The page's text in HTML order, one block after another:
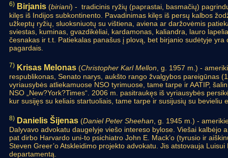
6) Birjanis (biriani) - tradicinis ryžių (paprastai, basmačių)
kilęs iš Indijos subkontinento. Pavadinimas kilęs iš persų kalbos
užkeptų ryžių, sluoksniuotų su vištiena, aviena ar daržovėmis
sviestas, kuminas, gvazdikėliai, kardamonas, kaliandra, lauro
česnakas ir t.t. Patiekalas panašus į plovą, bet birjanio sudėtyje
pagardais.
7) Krisas Melonas (Christopher Karl Mellon , g. 1957 m.) -
respublikonas, Senato narys, aukšto rango žvalgybos pareigūnas
vyriausybės atliekamuose NSO tyrimuose, tame tarpe ir AATIP,
NSO „New?York?Times“. 2006 m. pasitraukęs iš vyriausybės
kur susijęs su keliais startuoliais, tame tarpe ir susijusių su bevieliu
8) Danielis Šijenas (Daniel Peter Sheehan , g. 1945 m.) -
Dalyvavo advokatu daugelyje viešo intereso bylose. Viešai kalbėjo
pat dirbo Harvardo uni-to psichiatro John E. Mack’o (tyrusio ir
Steven Greer’o Atskleidimo projekto advokatu. Jis atstovauja
departamentą.